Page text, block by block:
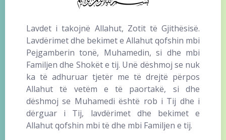
Lavdet i takojnë Allahut, Zotit të Gjithësisë.
Lavdërimet dhe bekimet e Allahut qofshin mbi
Pejgamberin tonë, Muhamedin, si dhe mbi
Familjen dhe Shokët e tij. Unë dëshmoj se nuk
ka të adhuruar tjetër me të drejtë përpos
Allahut të vetëm e të paortakë, si dhe
dëshmoj se Muhamedi është rob i Tij dhe i
dërguar i Tij, lavdërimet dhe bekimet e
Allahut qofshin mbi të dhe mbi Familjen e tij.